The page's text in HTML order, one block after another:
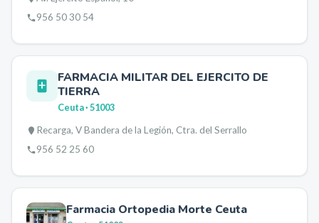
956 50 30 54
FARMACIA MILITAR DEL EJERCITO DE
TIERRA
Ceuta· 51003
Recarga, V Bandera de la Legión, Ctra. del Serrallo
956 52 25 60
Farmacia Ortopedia Morte Ceuta